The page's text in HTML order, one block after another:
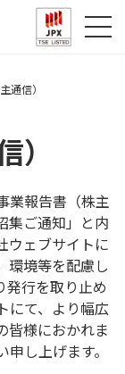
通信）
業報告書（株主
集ご通知」と内
ウェブサイトに
環境等を配慮し
発行を取り止め
にて、より幅広
皆様におかれま
し上げます。